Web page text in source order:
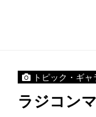
トピック・ギャ
ラジコン